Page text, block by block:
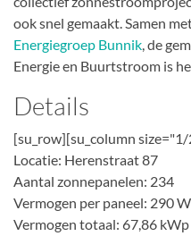
ook snel gemaakt. Samen
Energiegroep Bunnik, de
Energie en Buurtstroom is
Details
[su_row][su_column
Locatie: Herenstraat 87
Aantal zonnepanelen: 234
Vermogen per paneel: 290
Vermogen totaal: 67,86 kWp